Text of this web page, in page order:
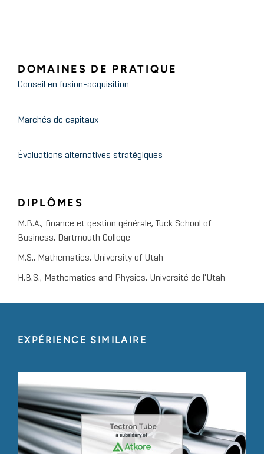
DOMAINES DE PRATIQUE
Conseil en fusion-acquisition
Marchés de capitaux
Évaluations alternatives stratégiques
DIPLÔMES
M.B.A., finance et gestion générale, Tuck School of
Business, Dartmouth College
M.S., Mathematics, University of Utah
H.B.S., Mathematics and Physics, Université de l'Utah
EXPÉRIENCE SIMILAIRE